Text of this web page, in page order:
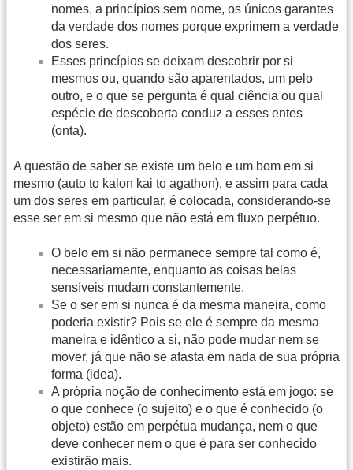
nomes, a princípios sem nome, os únicos garantes
da verdade dos nomes porque exprimem a verdade
dos seres.
Esses princípios se deixam descobrir por si
mesmos ou, quando são aparentados, um pelo
outro, e o que se pergunta é qual ciência ou qual
espécie de descoberta conduz a esses entes
(onta).
A questão de saber se existe um belo e um bom em si
mesmo (auto to kalon kai to agathon), e assim para cada
um dos seres em particular, é colocada, considerando-se
esse ser em si mesmo que não está em fluxo perpétuo.
O belo em si não permanece sempre tal como é,
necessariamente, enquanto as coisas belas
sensíveis mudam constantemente.
Se o ser em si nunca é da mesma maneira, como
poderia existir? Pois se ele é sempre da mesma
maneira e idêntico a si, não pode mudar nem se
mover, já que não se afasta em nada de sua própria
forma (idea).
A própria noção de conhecimento está em jogo: se
o que conhece (o sujeito) e o que é conhecido (o
objeto) estão em perpétua mudança, nem o que
deve conhecer nem o que é para ser conhecido
existirão mais.